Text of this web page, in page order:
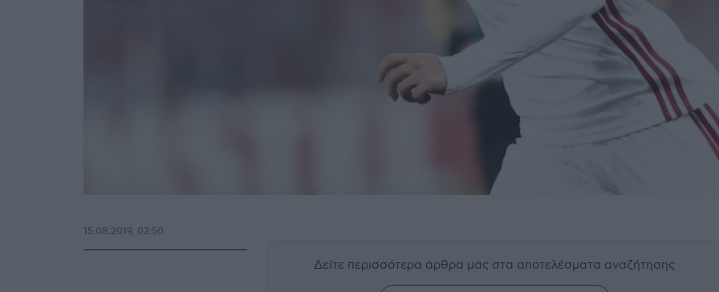
Δείτε περισσότερα άρθρα μας στα αποτελέσματα αναζήτησης
15.08.2019, 02:50